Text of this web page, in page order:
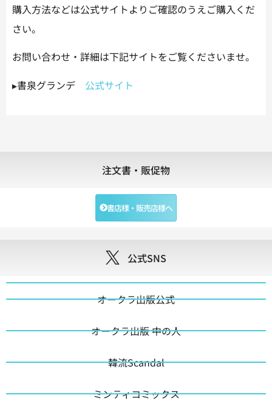
購入方法などは公式サイトよりご確認のうえご購入くだ
さい。
お問い合わせ・詳細は下記サイトをご覧くださいませ。
▸書泉グランデ 公式サイト
注文書・販促物
書店様・販売店様へ
公式SNS
オークラ出版公式
オークラ出版 中の人
韓流Scandal
ミンティコミックス